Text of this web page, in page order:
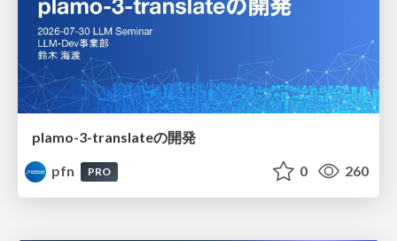
plamo-3-translateの開発
pfn
PRO 0 260